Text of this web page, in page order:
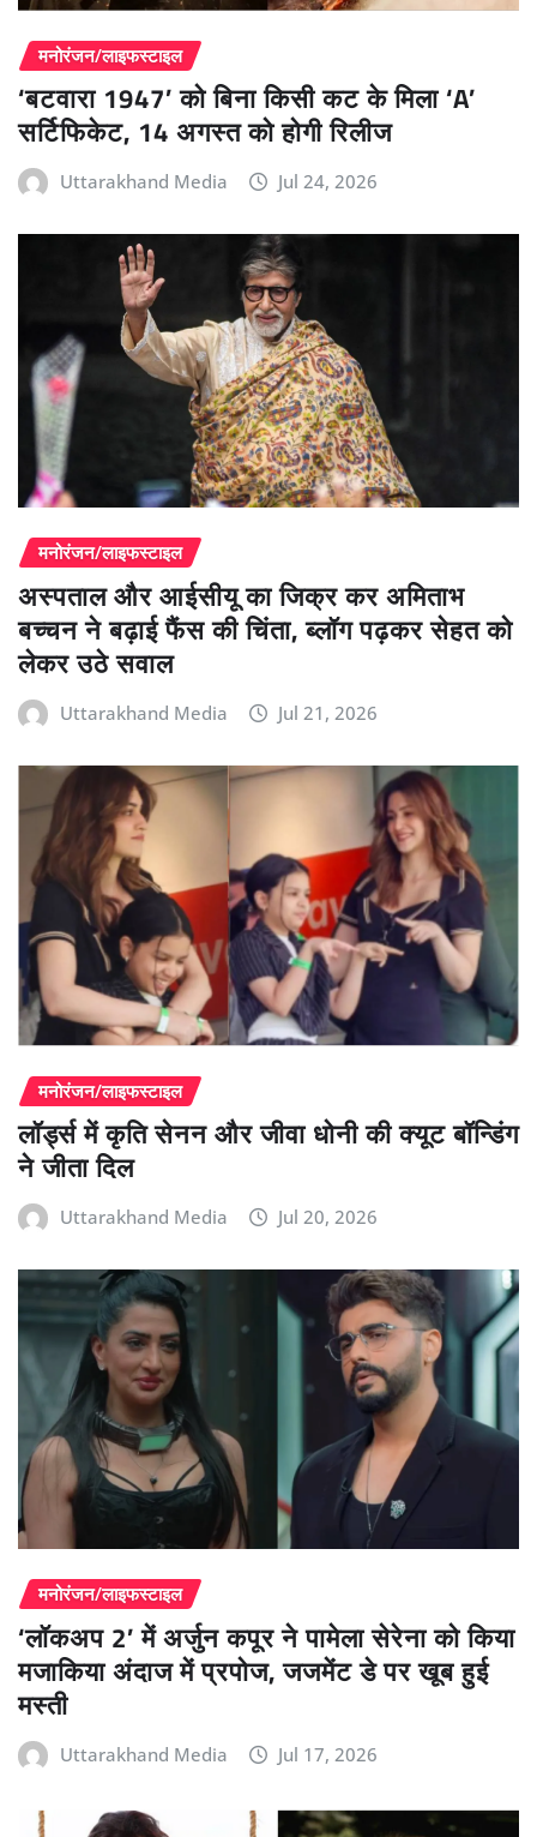
मनोरंजन/लाइफस्टाइल
‘बटवारा 1947’ को बिना किसी कट के मिला ‘A’
सर्टिफिकेट, 14 अगस्त को होगी रिलीज
Uttarakhand Media Jul 24, 2026
मनोरंजन/लाइफस्टाइल
अस्पताल और आईसीयू का जिक्र कर अमिताभ
बच्चन ने बढ़ाई फैंस की चिंता, ब्लॉग पढ़कर सेहत को
लेकर उठे सवाल
Uttarakhand Media Jul 21, 2026
मनोरंजन/लाइफस्टाइल
लॉर्ड्स में कृति सेनन और जीवा धोनी की क्यूट बॉन्डिंग
ने जीता दिल
Uttarakhand Media Jul 20, 2026
मनोरंजन/लाइफस्टाइल
‘लॉकअप 2’ में अर्जुन कपूर ने पामेला सेरेना को किया
मजाकिया अंदाज में प्रपोज, जजमेंट डे पर खूब हुई
मस्ती
Uttarakhand Media Jul 17, 2026